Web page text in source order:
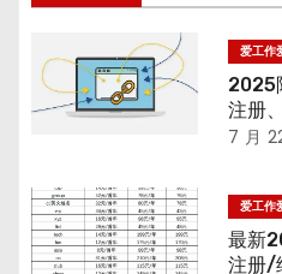
爱工作
2025
注册
7 月
爱工作
最新
注册/